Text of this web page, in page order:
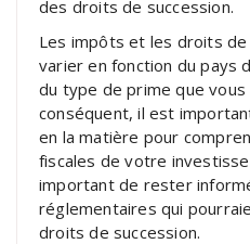
des droits de succession.
Les impôts et les droits
varier en fonction du pays
du type de prime que vous
conséquent, il est
en la matière pour
fiscales de votre
important de rester
réglementaires qui
droits de succession.